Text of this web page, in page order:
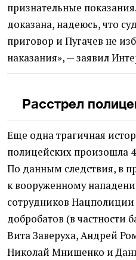
признательные
доказана, надеюсь, что
приговор и Пугачев не
наказания», — заявил
Расстрел
Еще одна трагичная
полицейских произошла
По данным следствия, в
к вооруженному
сотрудников
добробатов (в частности
Вита Заверуха, Андрей
Николай Мнишенко и